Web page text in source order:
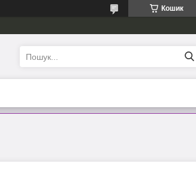
Кошик